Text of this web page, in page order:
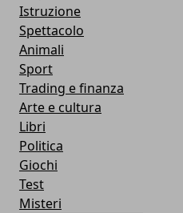
Istruzione
Spettacolo
Animali
Sport
Trading e finanza
Arte e cultura
Libri
Politica
Giochi
Test
Misteri